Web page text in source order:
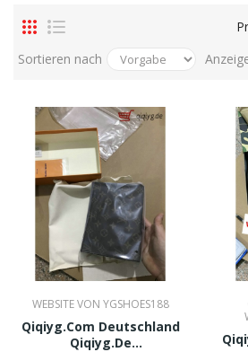
Sortieren nach
WEBSITE VON YGSHOES188
Qiqiyg.com Deutschland
Qiqiyg.de